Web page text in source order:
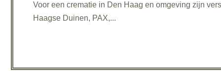
Voor een crematie in Den Haag en omgeving zijn
Haagse Duinen, PAX,...